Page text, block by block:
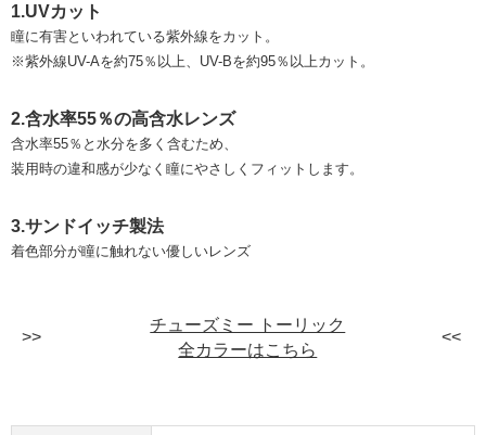
1.UVカット
瞳に有害といわれている紫外線をカット。
※紫外線UV-Aを約75％以上、UV-Bを約95％以上カット。
2.含水率55％の高含水レンズ
含水率55％と水分を多く含むため、
装用時の違和感が少なく瞳にやさしくフィットします。
3.サンドイッチ製法
着色部分が瞳に触れない優しいレンズ
チューズミー トーリック
全カラーはこちら